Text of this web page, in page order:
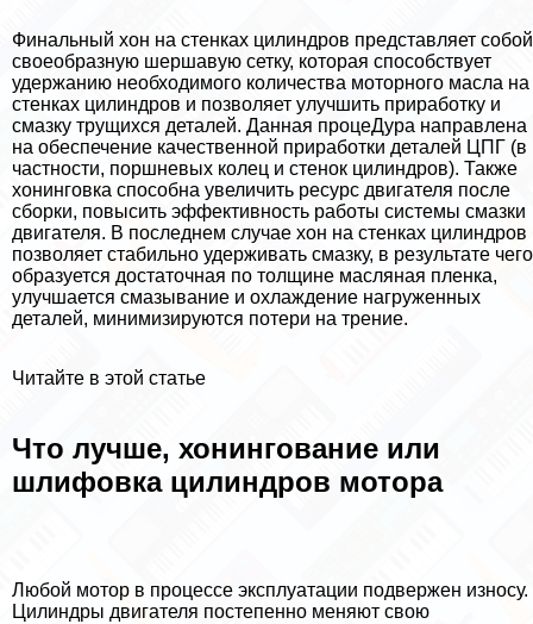
Финальный хон на стенках цилиндров представляет собой
своеобразную шершавую сетку, которая способствует
удержанию необходимого количества моторного масла на
стенках цилиндров и позволяет улучшить приработку и
смазку трущихся деталей. Данная процеДypa направлена
на обеспечение качественной приработки деталей ЦПГ (в
частности, поршневых колец и стенок цилиндров). Также
хонинговка способна увеличить ресурс двигателя после
сборки, повысить эффективность работы системы смазки
двигателя. В последнем случае хон на стенках цилиндров
позволяет стабильно удерживать смазку, в результате чего
образуется достаточная по толщине масляная пленка,
улучшается смазывание и охлаждение нагруженных
деталей, минимизируются потери на трение.
Читайте в этой статье
Что лучше, хонингование или
шлифовка цилиндров мотора
Любой мотор в процессе эксплуатации подвержен износу.
Цилиндры двигателя постепенно меняют свою